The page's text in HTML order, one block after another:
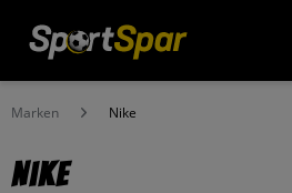
Marken Nike
Nike